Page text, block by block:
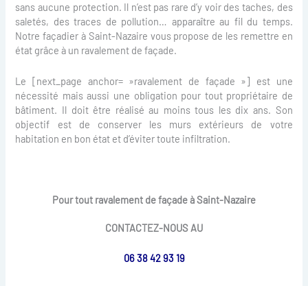
sans aucune protection. Il n’est pas rare d’y voir des taches, des
saletés, des traces de pollution… apparaître au fil du temps.
Notre façadier à Saint-Nazaire vous propose de les remettre en
état grâce à un ravalement de façade.
Le [next_page anchor= »ravalement de façade »] est une
nécessité mais aussi une obligation pour tout propriétaire de
bâtiment. Il doit être réalisé au moins tous les dix ans. Son
objectif est de conserver les murs extérieurs de votre
habitation en bon état et d’éviter toute infiltration.
Pour tout ravalement de façade à Saint-Nazaire
CONTACTEZ-NOUS AU
06 38 42 93 19